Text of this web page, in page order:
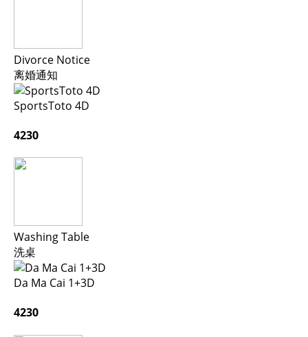
Divorce Notice
离婚通知
SportsToto 4D
4230
Washing Table
洗桌
Da Ma Cai 1+3D
4230